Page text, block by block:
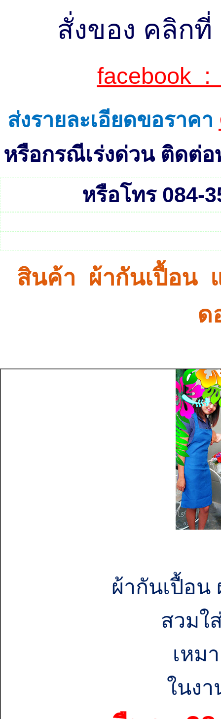
สั่งของ คลิกที่
facebook :
ส่งรายละเอียดขอราคา
หรือกรณีเร่งด่วน ติดต่
หรือโทร 084-
สินค้า ผ้ากันเปื้อน
ด
ผ้ากันเปื้อน
สวมใส่ง่าย กระ
เหมาะสำหรับ
ในงานสำนักง